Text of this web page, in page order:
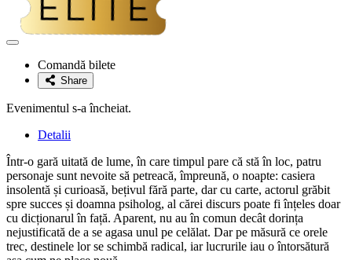
Adaugă
favoriteComandă bilete
Share
Evenimentul s-a încheiat.
Detalii
Într-o gară uitată de lume, în care timpul pare că stă în loc, patru
personaje sunt nevoite să petreacă, împreună, o noapte: casiera
insolentă și curioasă, bețivul fără parte, dar cu carte, actorul grăbit
spre succes și doamna psiholog, al cărei discurs poate fi înțeles doar
cu dicționarul în față. Aparent, nu au în comun decât dorința
nejustificată de a se agasa unul pe celălat. Dar pe măsură ce orele
trec, destinele lor se schimbă radical, iar lucrurile iau o întorsătură